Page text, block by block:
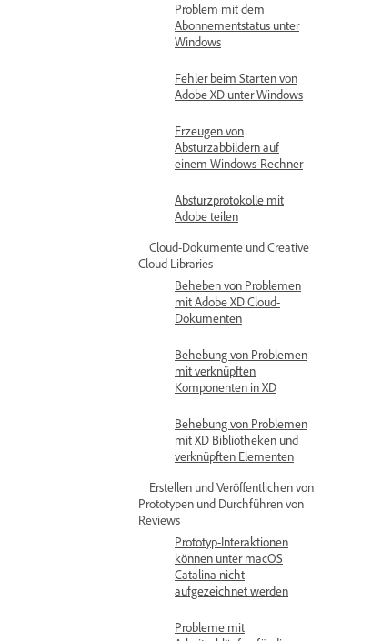
Problem mit dem
Abonnementstatus unter
Windows
Fehler beim Starten von
Adobe XD unter Windows
Erzeugen von
Absturzabbildern auf
einem Windows-Rechner
Absturzprotokolle mit
Adobe teilen
Cloud-Dokumente und Creative
Cloud Libraries
Beheben von Problemen
mit Adobe XD Cloud-
Dokumenten
Behebung von Problemen
mit verknüpften
Komponenten in XD
Behebung von Problemen
mit XD Bibliotheken und
verknüpften Elementen
Erstellen und Veröffentlichen von
Prototypen und Durchführen von
Reviews
Prototyp-Interaktionen
können unter macOS
Catalina nicht
aufgezeichnet werden
Probleme mit